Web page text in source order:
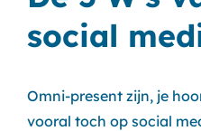
social
Omni-present zijn, je
vooral toch op social